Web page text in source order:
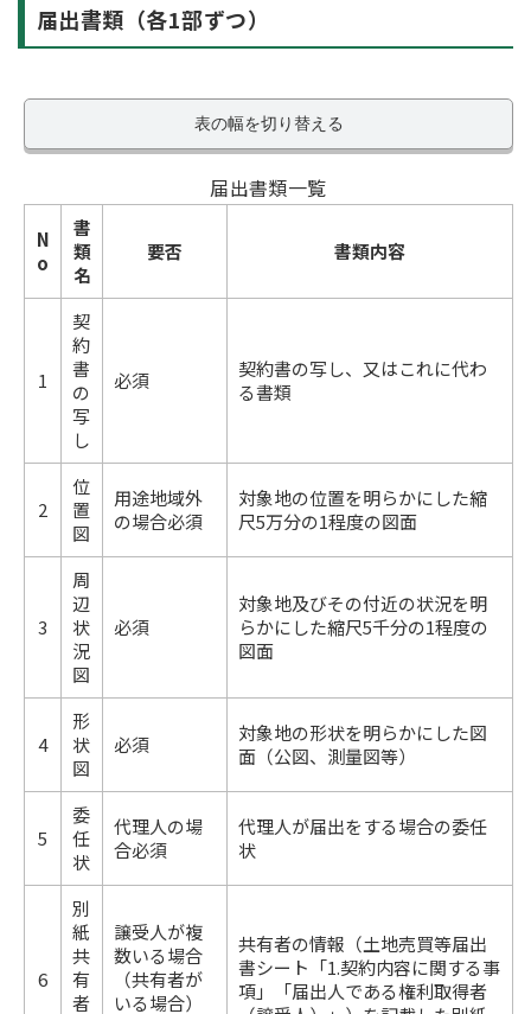
届出書類（各1部ずつ）
表の幅を切り替える
届出書類一覧
N
o
書
類
名
要否 書類内容
1
契
約
書
の
写
し
必須
契約書の写し、又はこれに代わ
る書類
2
位
置
図
用途地域外
の場合必須
対象地の位置を明らかにした縮
尺5万分の1程度の図面
3
周
辺
状
況
図
必須
対象地及びその付近の状況を明
らかにした縮尺5千分の1程度の
図面
4
形
状
図
必須
対象地の形状を明らかにした図
面（公図、測量図等）
5
委
任
状
代理人の場
合必須
代理人が届出をする場合の委任
状
6
別
紙
共
有
者
譲受人が複
数いる場合
（共有者が
いる場合）
共有者の情報（土地売買等届出
書シート「1.契約内容に関する事
項」「届出人である権利取得者